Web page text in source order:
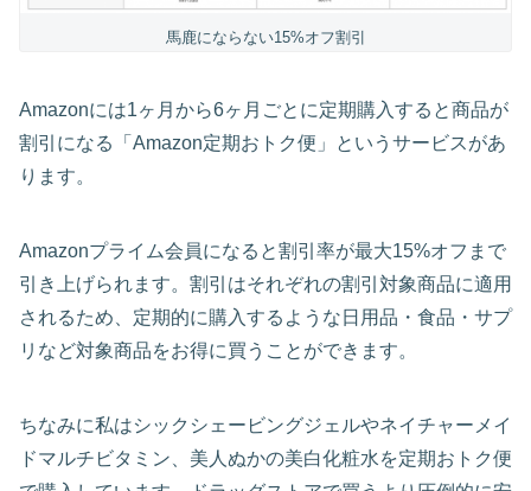
馬鹿にならない15%オフ割引
Amazonには1ヶ月から6ヶ月ごとに定期購入すると商品が
割引になる「Amazon定期おトク便」というサービスがあ
ります。
Amazonプライム会員になると割引率が最大15%オフまで
引き上げられます。割引はそれぞれの割引対象商品に適用
されるため、定期的に購入するような日用品・食品・サプ
リなど対象商品をお得に買うことができます。
ちなみに私はシックシェービングジェルやネイチャーメイ
ドマルチビタミン、美人ぬかの美白化粧水を定期おトク便